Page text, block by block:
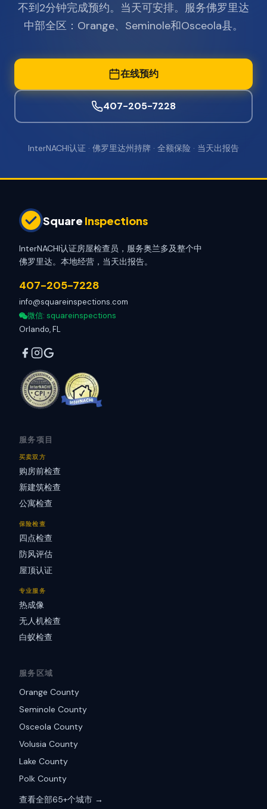
不到2分钟完成预约。当天可安排。服务佛罗里达
中部全区：Orange、Seminole和Osceola县。
在线预约
407-205-7228
InterNACHI认证 · 佛罗里达州持牌 · 全额保险 · 当天出报告
Square Inspections
InterNACHI认证房屋检查员，服务奥兰多及整个中
佛罗里达。本地经营，当天出报告。
407-205-7228
info@squareinspections.com
微信: squareinspections
Orlando, FL
服务项目
买卖双方
购房前检查
新建筑检查
公寓检查
保险检查
四点检查
防风评估
屋顶认证
专业服务
热成像
无人机检查
白蚁检查
服务区域
Orange County
Seminole County
Osceola County
Volusia County
Lake County
Polk County
查看全部65+个城市 →